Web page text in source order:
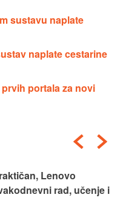
sustavu naplate
naplate cestarine
portala za novi
Lenovo
rad, učenje i